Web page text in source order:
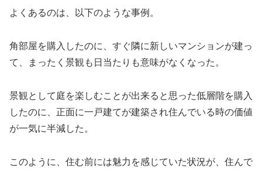
よくあるのは、以下のような事例。
角部屋を購入したのに、すぐ隣に新しいマンションが建っ
て、まったく景観も日当たりも意味がなくなった。
景観として庭を楽しむことが出来ると思った低層階を購入
したのに、正面に一戸建てが建築され住んでいる時の価値
が一気に半減した。
このように、住む前には魅力を感じていた状況が、住んで